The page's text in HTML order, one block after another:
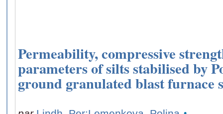
Permeability, compressive
parameters of silts stabilised by
ground granulated blast furnace